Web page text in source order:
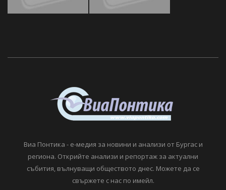
Виа Понтика - е-медия за новини и анализи от Бургас и
региона. Открийте анализи и репортаж за актуални
събития, вълнуващи обществото днес. Можете да се
свържете с нас по имейл.